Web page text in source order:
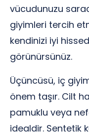
vücudunuzu
giyimleri tercih
kendinizi iyi
görünürsünüz.
Üçüncüsü, iç
önem taşır. Cilt
pamuklu veya
idealdir. Sentetik